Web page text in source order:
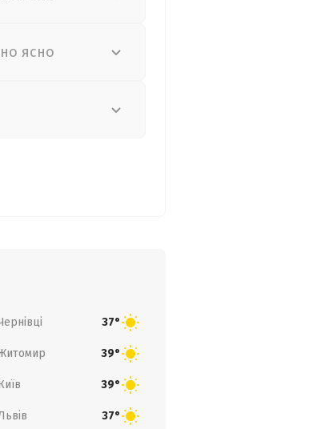
ясно
37°
39°
39°
37°